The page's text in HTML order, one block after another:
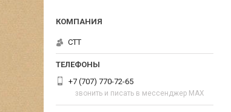
СТТ
+7 (707) 770-72-65
звонить и писать в мессенджер MAX